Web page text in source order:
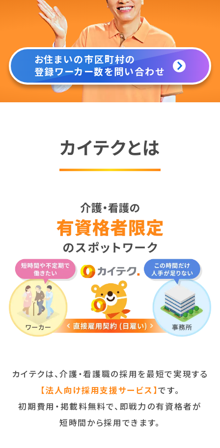
お住まいの市区町村の
登録ワーカー数を問い合わせ
カイテクとは
カイテクは、介護・看護職の採用を最短で実現する
【法人向け採用支援サービス】です。
初期費用・掲載料無料で、即戦力の有資格者が
短時間から採用できます。